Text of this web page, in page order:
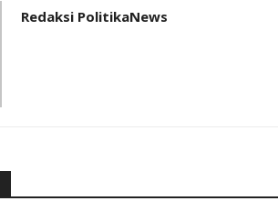
Redaksi PolitikaNews